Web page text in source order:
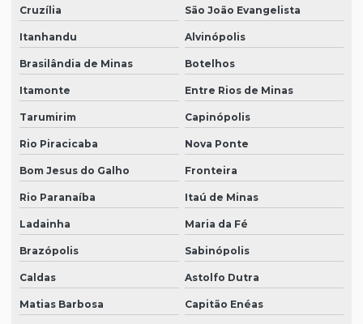
Cruzília São João Evangelista
Itanhandu Alvinópolis
Brasilândia de Minas Botelhos
Itamonte Entre Rios de Minas
Tarumirim Capinópolis
Rio Piracicaba Nova Ponte
Bom Jesus do Galho Fronteira
Rio Paranaíba Itaú de Minas
Ladainha Maria da Fé
Brazópolis Sabinópolis
Caldas Astolfo Dutra
Matias Barbosa Capitão Enéas